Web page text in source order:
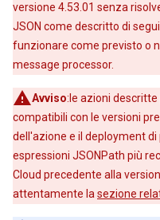
versione 4.53.01 senza
JSON come descritto di
funzionare come previsto o
message processor.
Avviso:le azioni
compatibili con le versioni
dell'azione e il deployment
espressioni JSONPath più
Cloud precedente alla
attentamente la sezione